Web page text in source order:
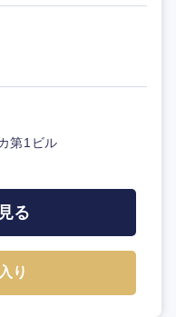
第1ビル
る
り